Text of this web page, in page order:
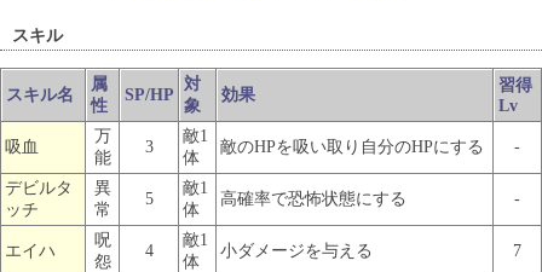
スキル
スキル名
属
性
SP/HP
対
象
効果
習得
Lv
吸血
万
能
3
敵1
体
敵のHPを吸い取り自分のHPにする -
デビルタ
ッチ
異
常
5
敵1
体
高確率で恐怖状態にする -
エイハ
呪
怨
4
敵1
体
小ダメージを与える 7